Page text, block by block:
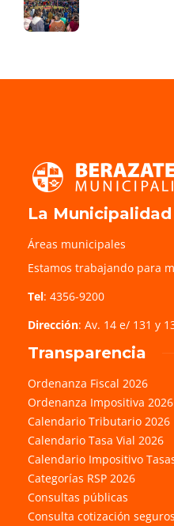
La Municipalidad
Áreas municipales
Estamos trabajando para
Tel: 4356-9200
Dirección: Av. 14 e/ 131 y
Transparencia
Ordenanza Fiscal 2026
Ordenanza Impositiva 2026
Calendario Tributario 2026
Calendario Tasa Vial 2026
Calendario Impositivo
Categorías RSP 2026
Consultas públicas
Consulta cotización